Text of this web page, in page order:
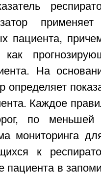
пациента,
как
На
определяет
Каждое
по
мониторинга
к
пациента в